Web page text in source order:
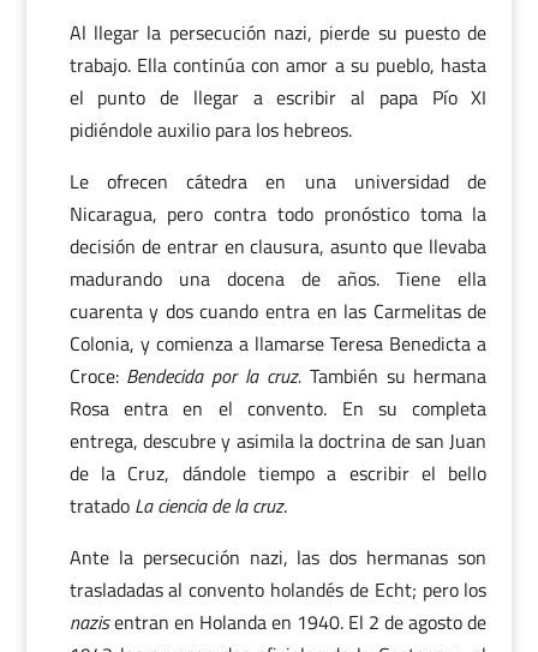
Al llegar la persecución nazi, pierde su puesto de
trabajo. Ella continúa con amor a su pueblo, hasta
el punto de llegar a escribir al papa Pío XI
pidiéndole auxilio para los hebreos.
Le ofrecen cátedra en una universidad de
Nicaragua, pero contra todo pronóstico toma la
decisión de entrar en clausura, asunto que llevaba
madurando una docena de años. Tiene ella
cuarenta y dos cuando entra en las Carmelitas de
Colonia, y comienza a llamarse Teresa Benedicta a
Croce:Bendecida por la cruz.También su hermana
Rosa entra en el convento. En su completa
entrega, descubre y asimila la doctrina de san Juan
de la Cruz, dándole tiempo a escribir el bello
tratado La ciencia de la cruz.
Ante la persecución nazi, las dos hermanas son
trasladadas al convento holandés de Echt; pero los
nazisentran en Holanda en 1940. El 2 de agosto de